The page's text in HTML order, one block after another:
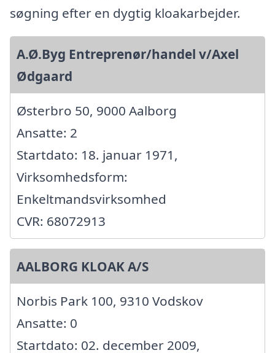
søgning efter en dygtig kloakarbejder.
A.Ø.Byg Entreprenør/handel v/Axel
Ødgaard
Østerbro 50, 9000 Aalborg
Ansatte: 2
Startdato: 18. januar 1971,
Virksomhedsform:
Enkeltmandsvirksomhed
CVR: 68072913
AALBORG KLOAK A/S
Norbis Park 100, 9310 Vodskov
Ansatte: 0
Startdato: 02. december 2009,